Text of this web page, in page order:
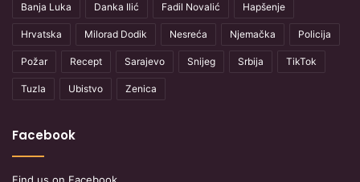
Banja Luka Danka Ilić Fadil Novalić Hapšenje
Hrvatska Milorad Dodik Nesreća Njemačka Policija
Požar Recept Sarajevo Snijeg Srbija TikTok
Tuzla Ubistvo Zenica
Facebook